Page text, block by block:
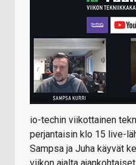
io-techin viikottainen
perjantaisin klo 15 live-
Sampsa ja Juha käyvät